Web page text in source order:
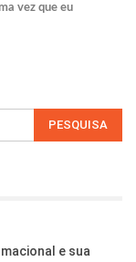
vez que eu
e sua